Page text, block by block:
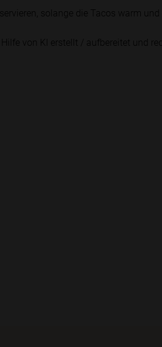
solange die Tacos warm und
von KI erstellt / aufbereitet und